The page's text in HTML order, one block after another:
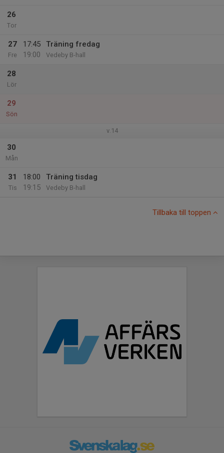
26
Tor
27
Fre
17:45
19:00
Träning fredag
Vedeby B-hall
28
Lör
29
Sön
v.14
30
Mån
31
Tis
18:00
19:15
Träning tisdag
Vedeby B-hall
Tillbaka till toppen